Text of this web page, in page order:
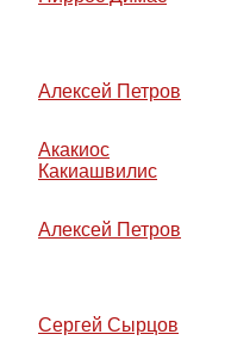
Алексей Петров
Акакиос
Какиашвилис
Алексей Петров
Сергей Сырцов